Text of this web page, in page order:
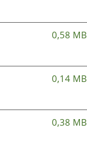
0,58 MB
0,14 MB
0,38 MB